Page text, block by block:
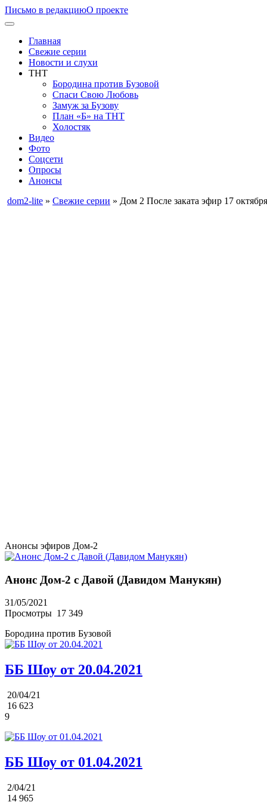
Письмо в редакциюО проекте
Главная
Свежие серии
Новости и слухи
ТНТ
Бородина против Бузовой
Спаси Свою Любовь
Замуж за Бузову
План «Б» на ТНТ
Холостяк
Видео
Фото
Соцсети
Опросы
Анонсы
dom2-lite » Свежие серии » Дом 2 После заката эфир 17
Анонсы эфиров Дом-2
Анонс Дом-2 с Давой (Давидом Манукян)
31/05/2021
Просмотры 17 349
Бородина против Бузовой
ББ Шоу от 20.04.2021
20/04/21
16 623
9
ББ Шоу от 01.04.2021
2/04/21
14 965